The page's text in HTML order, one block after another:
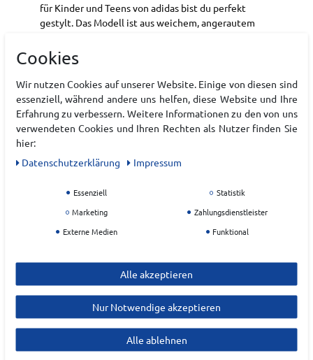
für Kinder und Teens von adidas bist du perfekt
gestylt. Das Modell ist aus weichem, angerautem
den ganzen Tag. Der Stehkragen und die
Paspelierung verleihen ihm einen sportlichen Touch.
Reißverschluss
Normale Passform
EAN:
4068821541450
Materialzusammensetzung: 100 % Polyester
Hersteller
ADIDAS
EU Verantwortlicher
Adi-Dassler-Platz1-2
Cookies
Wir nutzen Cookies auf unserer Website. Einige von diesen sind
essenziell, während andere uns helfen, diese Website und Ihre
Erfahrung zu verbessern. Weitere Informationen zu den von uns
verwendeten Cookies und Ihren Rechten als Nutzer finden Sie
hier:
Daten­schutz­erklärung
Impressum
Essenziell
Statistik
Marketing
Zahlungsdienstleister
Externe Medien
Funktional
Alle akzeptieren
Nur Notwendige akzeptieren
Alle ablehnen